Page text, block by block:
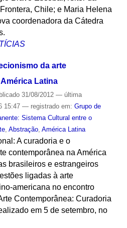
Chile; e Maria Helena
coordenadora da Cátedra
da arte
Latina
31/08/2012 — última
15:47 — registrado em: Grupo de
Sistema Cultural entre o
, Abstração, América Latina
A curadoria e o
contemporânea na América
brasileiros e estrangeiros
ligadas à arte
americana no encontro
Contemporânea: Curadoria
em 5 de setembro, no